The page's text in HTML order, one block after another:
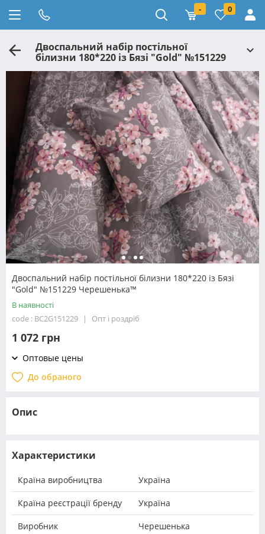
- 0
Двоспальний набір постільної
білизни 180*220 із Бязі "Gold" №151229
Черешенька™
Двоспальний набір постільної білизни 180*220 із Бязі
"Gold" №151229 Черешенька™
В наявності
code : BC2G151229
Опт і роздріб
1 072 грн
Оптовые цены
До обраного
Опис
Характеристики
Країна виробництва Україна
Країна реєстрації бренду Україна
Виробник Черешенька